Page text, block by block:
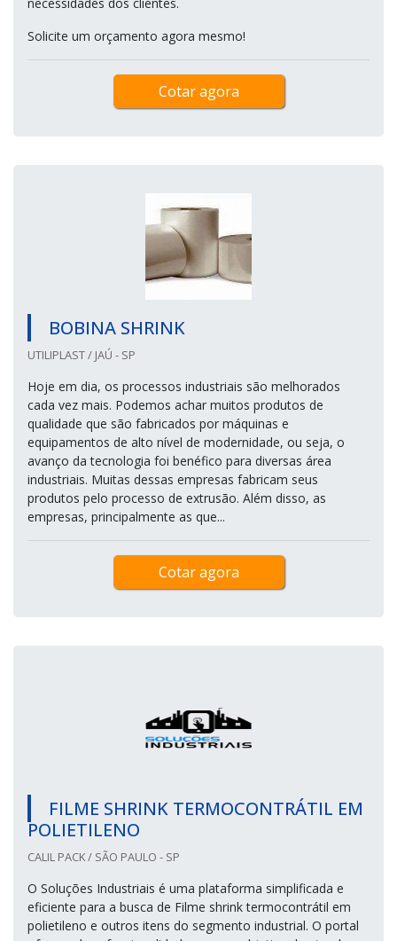
Solicite um orçamento agora mesmo!
Cotar agora
BOBINA SHRINK
UTILIPLAST / JAÚ - SP
Hoje em dia, os processos industriais são melhorados
cada vez mais. Podemos achar muitos produtos de
qualidade que são fabricados por máquinas e
equipamentos de alto nível de modernidade, ou seja, o
avanço da tecnologia foi benéfico para diversas área
industriais. Muitas dessas empresas fabricam seus
produtos pelo processo de extrusão. Além disso, as
empresas, principalmente as que...
Cotar agora
FILME SHRINK TERMOCONTRÁTIL EM
POLIETILENO
CALIL PACK / SÃO PAULO - SP
O Soluções Industriais é uma plataforma simplificada e
eficiente para a busca de Filme shrink termocontrátil em
polietileno e outros itens do segmento industrial. O portal